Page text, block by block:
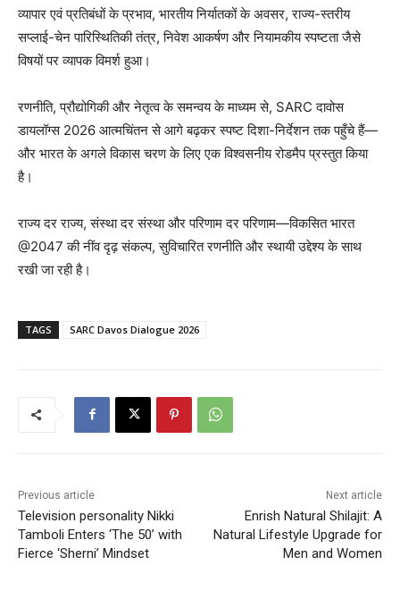
व्यापार एवं प्रतिबंधों के प्रभाव, भारतीय निर्यातकों के अवसर, राज्य-स्तरीय
सप्लाई-चेन पारिस्थितिकी तंत्र, निवेश आकर्षण और नियामकीय स्पष्टता जैसे
विषयों पर व्यापक विमर्श हुआ।
रणनीति, प्रौद्योगिकी और नेतृत्व के समन्वय के माध्यम से, SARC दावोस
डायलॉग्स 2026 आत्मचिंतन से आगे बढ़कर स्पष्ट दिशा-निर्देशन तक पहुँचे हैं—
और भारत के अगले विकास चरण के लिए एक विश्वसनीय रोडमैप प्रस्तुत किया
है।
राज्य दर राज्य, संस्था दर संस्था और परिणाम दर परिणाम—विकसित भारत
@2047 की नींव दृढ़ संकल्प, सुविचारित रणनीति और स्थायी उद्देश्य के साथ
रखी जा रही है।
TAGS SARC Davos Dialogue 2026
Previous article
Television personality Nikki
Tamboli Enters ‘The 50’ with
Fierce ‘Sherni’ Mindset
Next article
Enrish Natural Shilajit: A
Natural Lifestyle Upgrade for
Men and Women